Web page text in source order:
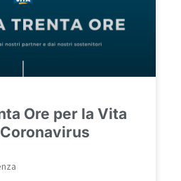
Ore per la Vita